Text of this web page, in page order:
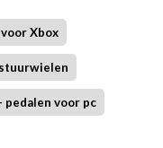
Xbox
pedalen voor pc